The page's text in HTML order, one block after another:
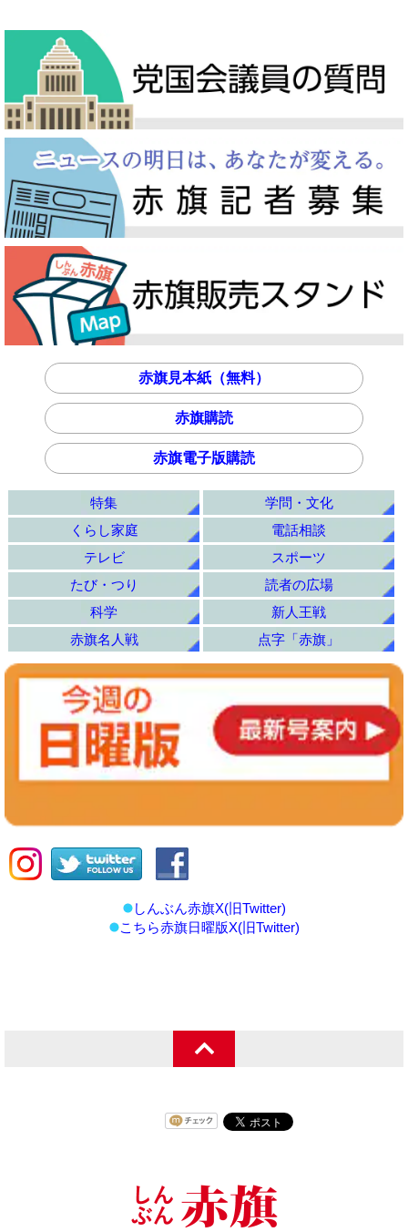
赤旗見本紙（無料）
赤旗購読
赤旗電子版購読
特集
学問・文化
くらし家庭
電話相談
テレビ
スポーツ
たび・つり
読者の広場
科学
新人王戦
赤旗名人戦
点字「赤旗」
しんぶん赤旗X(旧Twitter)
こちら赤旗日曜版X(旧Twitter)